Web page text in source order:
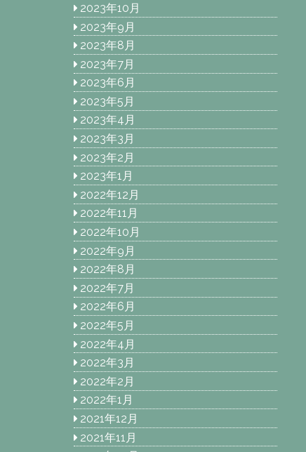
2023年10月
2023年9月
2023年8月
2023年7月
2023年6月
2023年5月
2023年4月
2023年3月
2023年2月
2023年1月
2022年12月
2022年11月
2022年10月
2022年9月
2022年8月
2022年7月
2022年6月
2022年5月
2022年4月
2022年3月
2022年2月
2022年1月
2021年12月
2021年11月